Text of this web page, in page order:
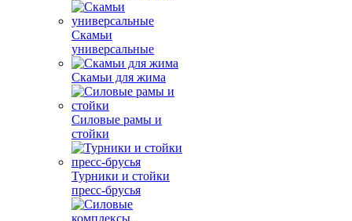
Скамьи
универсальные
Скамьи для жима
Силовые рамы и
стойки
Турники и стойки
пресс-брусья